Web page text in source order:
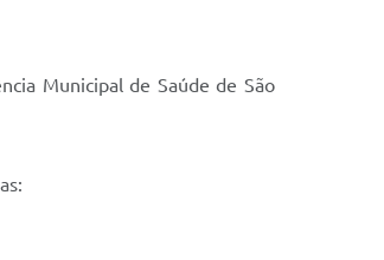
Municipal de Saúde de São